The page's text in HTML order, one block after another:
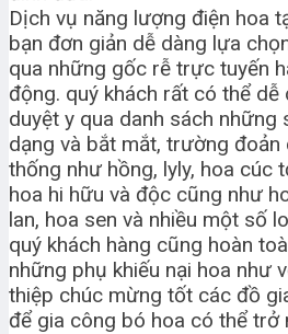
Dịch vụ năng lượng điện hoa
bạn đơn giản dễ dàng lựa
qua những gốc rễ trực tuyến
động. quý khách rất có thể dễ
duyệt y qua danh sách những
dạng và bắt mắt, trường
thống như hồng, lyly, hoa cúc
hoa hi hữu và độc cũng như
lan, hoa sen và nhiều một số
quý khách hàng cũng hoàn
những phụ khiếu nại hoa như
thiệp chúc mừng tốt các đồ
để gia công bó hoa có thể trở